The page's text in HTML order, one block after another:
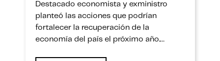
Destacado economista y exministro
planteó las acciones que podrían
fortalecer la recuperación de la
economía del país el próximo año.